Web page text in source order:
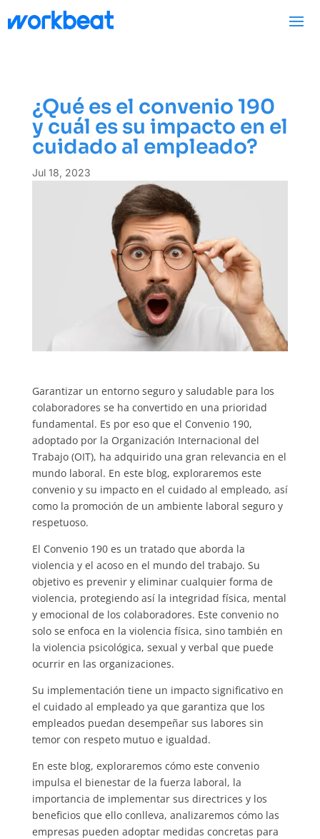
¿Qué es el convenio 190
y cuál es su impacto en el
cuidado al empleado?
Jul 18, 2023
Garantizar un entorno seguro y saludable para los
colaboradores se ha convertido en una prioridad
fundamental. Es por eso que el Convenio 190,
adoptado por la Organización Internacional del
Trabajo (OIT), ha adquirido una gran relevancia en el
mundo laboral. En este blog, exploraremos este
convenio y su impacto en el cuidado al empleado, así
como la promoción de un ambiente laboral seguro y
respetuoso.
El Convenio 190 es un tratado que aborda la
violencia y el acoso en el mundo del trabajo. Su
objetivo es prevenir y eliminar cualquier forma de
violencia, protegiendo así la integridad física, mental
y emocional de los colaboradores. Este convenio no
solo se enfoca en la violencia física, sino también en
la violencia psicológica, sexual y verbal que puede
ocurrir en las organizaciones.
Su implementación tiene un impacto significativo en
el cuidado al empleado ya que garantiza que los
empleados puedan desempeñar sus labores sin
temor con respeto mutuo e igualdad.
En este blog, exploraremos cómo este convenio
impulsa el bienestar de la fuerza laboral, la
importancia de implementar sus directrices y los
beneficios que ello conlleva, analizaremos cómo las
empresas pueden adoptar medidas concretas para